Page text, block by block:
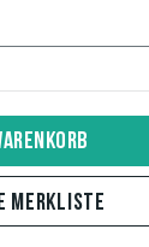
MERKLISTE